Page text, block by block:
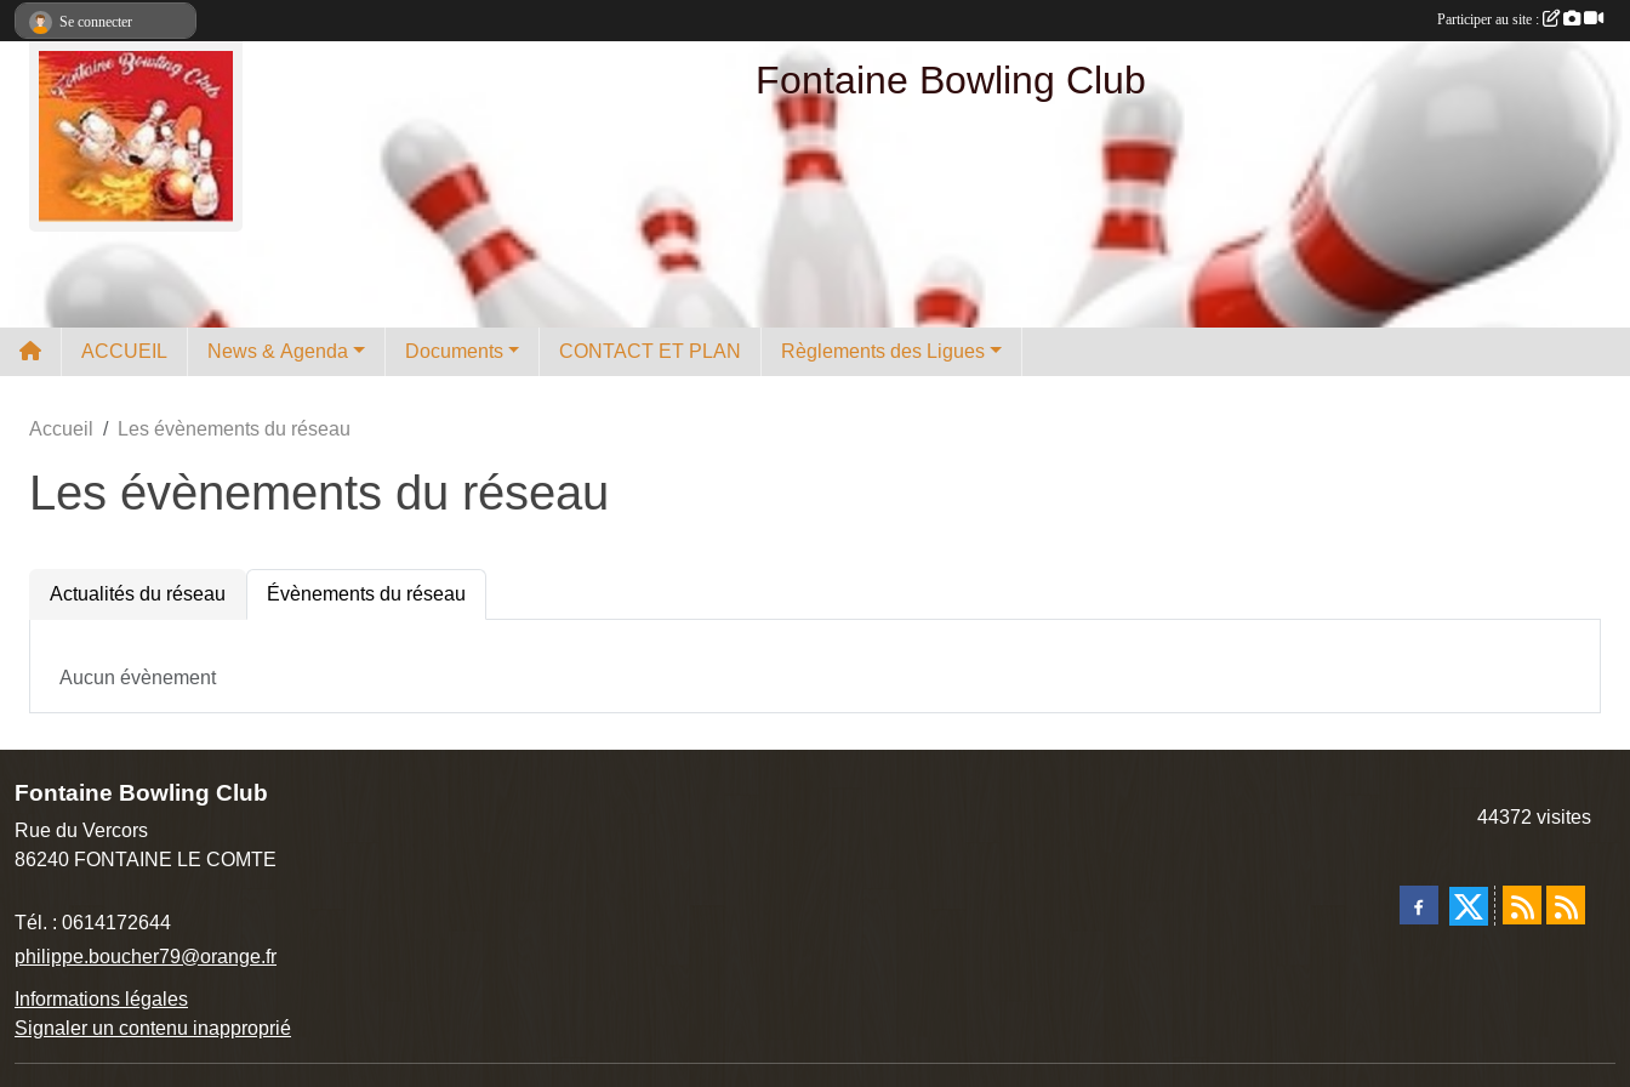
Fontaine Bowling Club
ACCUEIL News & Agenda Documents CONTACT ET PLAN Règlements des Ligues
Accueil Les évènements du réseau
Les évènements du réseau
Actualités du réseau Évènements du réseau
Aucun évènement
Fontaine Bowling Club
Rue du Vercors
86240 FONTAINE LE COMTE
Tél. : 0614172644
philippe.boucher79@orange.fr
Informations légales
Signaler un contenu inapproprié
44372 visites
Se connecter Participer au site :
Panneau de gestion des cookies